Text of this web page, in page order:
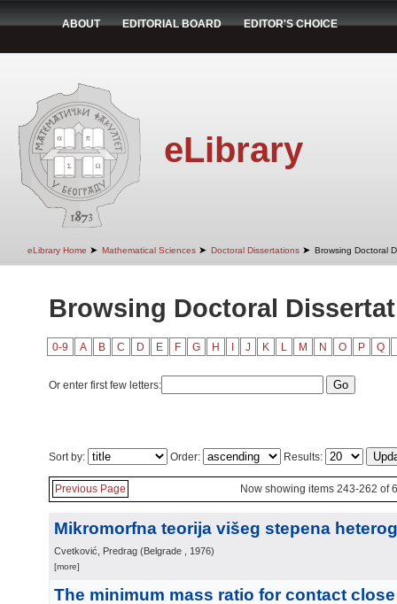
ABOUT EDITORIAL BOARD EDITOR'S CHOICE
eLibrary
eLibrary Home ➤ Mathematical Sciences ➤ Doctoral Dissertations ➤ Browsing Doctoral
Browsing Doctoral
0-9 A B C D E F G H J K L M N O P Q
Or enter first few letters:
Sort by: Order: Results:
Previous Page Now showing items 243-262 of
Mikromorfna teorija višeg stepena
Cvetković, Predrag (Belgrade , 1976)
[more]
The minimum mass ratio for contact